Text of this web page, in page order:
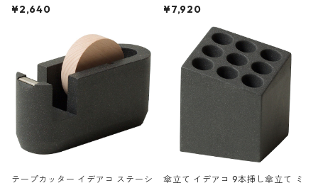
ハードカバー 罫線 ヴァン・ゴッホ
¥2,640
urniture WALL Table B5 ネイビー
¥7,920
テープカッター イデアコ ステーシ
傘立て イデアコ 9本挿し傘立て ミ